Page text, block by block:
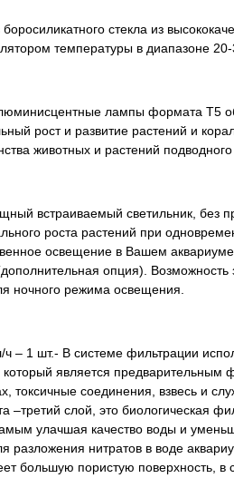
стекла из
температуры в диапазоне 20-
лампы формата T5
рост и развитие растений и
животных и растений подводного
встраиваемый светильник,
роста растений при
освещение в Вашем
опция).
ночного режима освещения.
– 1 шт.- В системе фильтрации
является предварительным
токсичные соединения, взвесь и
–третий слой, это биологическая
улачшая качество воды и
нитратов в воде
большую пористую поверхность,